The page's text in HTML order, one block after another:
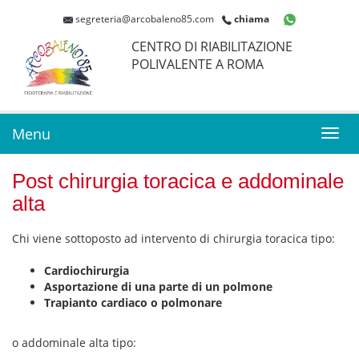
segreteria@arcobaleno85.com chiama
CENTRO DI RIABILITAZIONE
POLIVALENTE A ROMA
Menu
Post chirurgia toracica e addominale
alta
Chi viene sottoposto ad intervento di chirurgia toracica tipo:
Cardiochirurgia
Asportazione di una parte di un polmone
Trapianto cardiaco o polmonare
o addominale alta tipo: